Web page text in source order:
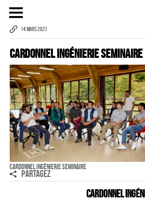
Publicité
eCommerce – Catalogue
PORTRAIT
Reportage
ÉVÉNEMENT PROFESSIONNEL
BÂTIMENT ET TP
AUDIOVISUEL AÉRIEN
PHOTOGRAMMÉTRIE
14 MARS 2023
Cardonnel Ingénierie Seminaire
Cardonnel Ingénierie Seminaire
PARTAGEZ
Cardonnel